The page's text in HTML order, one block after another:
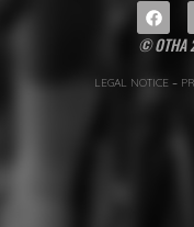
© OTHA
LEGAL NOTICE–